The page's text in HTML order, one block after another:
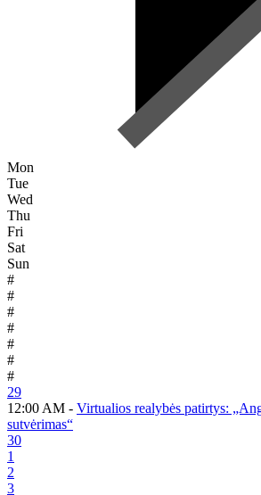
Mon
Tue
Wed
Thu
Fri
Sat
Sun
#
#
#
#
#
#
#
29
12:00 AM - Virtualios realybės patirtys:
sutvėrimas“
30
1
2
3